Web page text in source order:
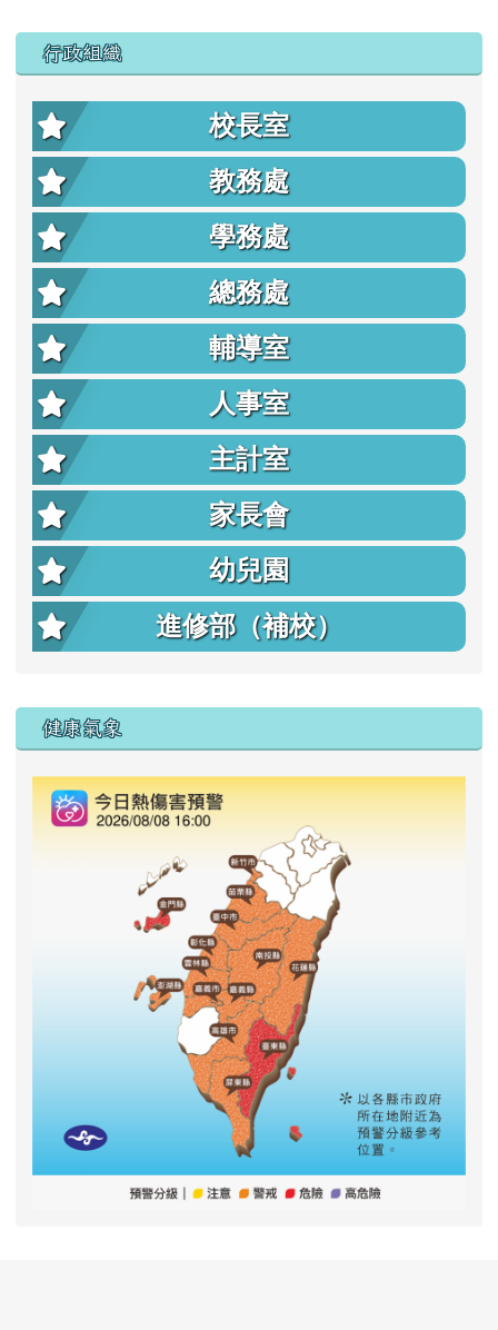
行政組織
校長室
教務處
學務處
總務處
輔導室
人事室
主計室
家長會
幼兒園
進修部（補校）
右邊區域內容
健康氣象